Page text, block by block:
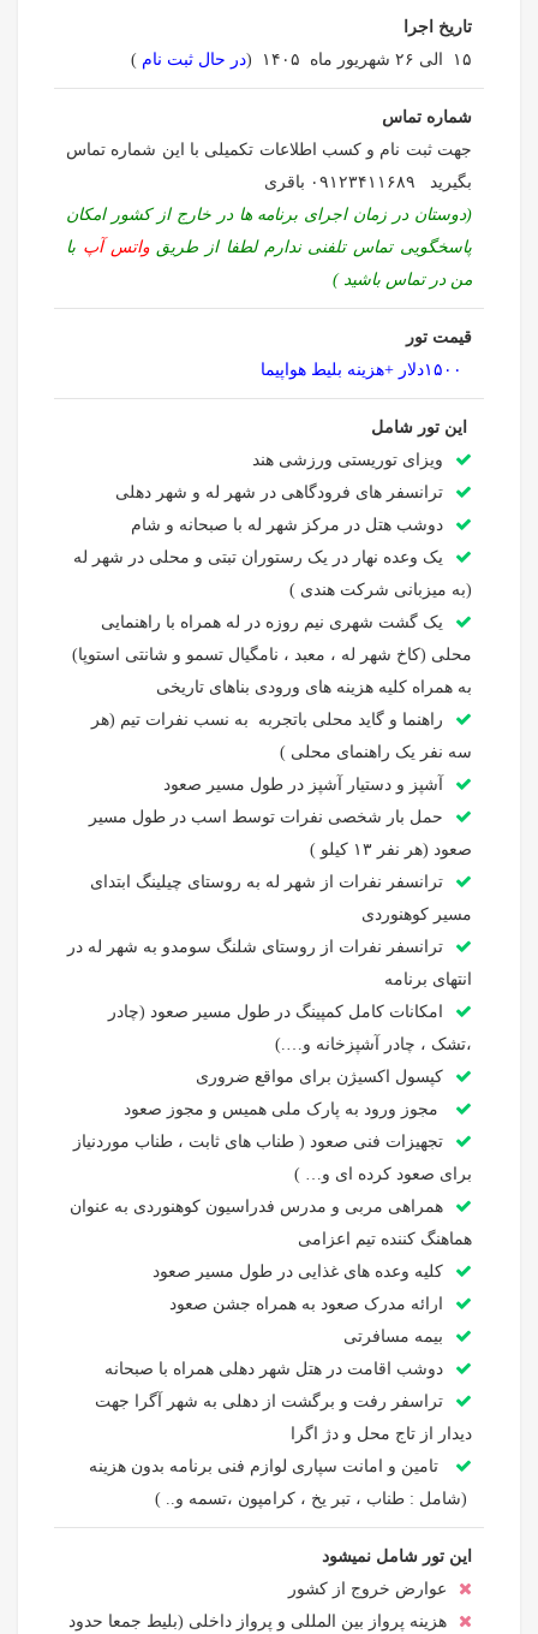
تاریخ اجرا
۱۵ الی ۲۶ شهریور ماه ۱۴۰۵ (
در حال ثبت نام )
شماره تماس
جهت ثبت نام و کسب اطلاعات تکمیلی با این شماره تماس
بگیرید ۰۹۱۲۳۴۱۱۶۸۹ باقری
(دوستان در زمان اجرای برنامه ها در خارج از کشور امکان
پاسخگویی تماس تلفنی ندارم لطفا از طریقواتس آپ با
من در تماس باشید )
قیمت تور
این تور شامل
ویزای توریستی ورزشی هند
ترانسفر های فرودگاهی در شهر له و شهر دهلی
دوشب هتل در مرکز شهر له با صبحانه و شام
یک وعده نهار در یک رستوران تبتی و محلی در شهر له
(به میزبانی شرکت هندی )
یک گشت شهری نیم روزه در له همراه با راهنمایی
محلی (کاخ شهر له ، معبد ، نامگیال تسمو و شانتی استوپا)
به همراه کلیه هزینه های ورودی بناهای تاریخی
راهنما و گاید محلی باتجربه به نسب نفرات تیم (هر
سه نفر یک راهنمای محلی )
آشپز و دستیار آشپز در طول مسیر صعود
حمل بار شخصی نفرات توسط اسب در طول مسیر
صعود (هر نفر ۱۳ کیلو )
ترانسفر نفرات از شهر له به روستای چیلینگ ابتدای
مسیر کوهنوردی
ترانسفر نفرات از روستای شلنگ سومدو به شهر له در
انتهای برنامه
امکانات کامل کمپینگ در طول مسیر صعود (چادر
،تشک ، چادر آشپزخانه و….)
کپسول اکسیژن برای مواقع ضروری
مجوز ورود به پارک ملی همیس و مجوز صعود
تجهیزات فنی صعود ( طناب های ثابت ، طناب موردنیاز
برای صعود کرده ای و… )
همراهی مربی و مدرس فدراسیون کوهنوردی به عنوان
هماهنگ کننده تیم اعزامی
کلیه وعده های غذایی در طول مسیر صعود
ارائه مدرک صعود به همراه جشن صعود
بیمه مسافرتی
دوشب اقامت در هتل شهر دهلی همراه با صبحانه
تراسفر رفت و برگشت از دهلی به شهر آگرا جهت
دیدار از تاج محل و دژ اگرا
تامین و امانت سپاری لوازم فنی برنامه بدون هزینه
(شامل : طناب ، تبر یخ ، کرامپون ،تسمه و.. )
این تور شامل نمیشود
عوارض خروج از کشور
هزینه پرواز بین المللی و پرواز داخلی (بلیط جمعا حدود